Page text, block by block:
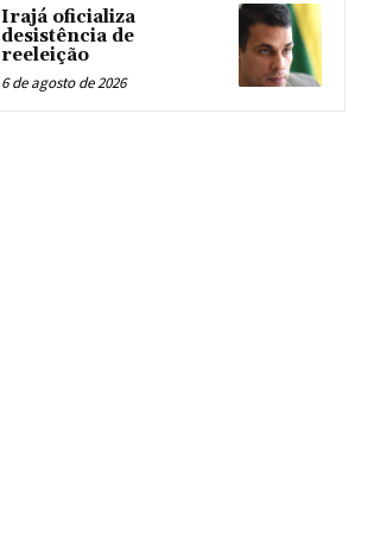
Irajá oficializa
desistência de
reeleição
6 de agosto de 2026